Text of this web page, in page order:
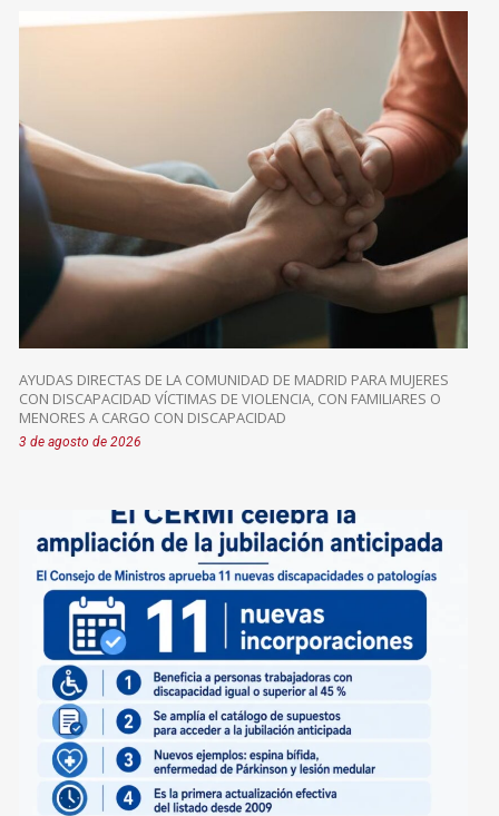
AYUDAS DIRECTAS DE LA COMUNIDAD DE MADRID PARA MUJERES
CON DISCAPACIDAD VÍCTIMAS DE VIOLENCIA, CON FAMILIARES O
MENORES A CARGO CON DISCAPACIDAD
3 de agosto de 2026